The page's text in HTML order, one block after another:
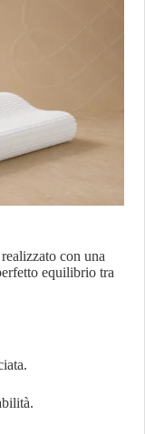
con una
equilibrio tra